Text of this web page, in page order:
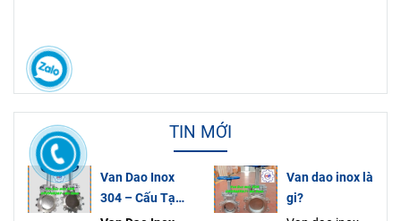
TIN MỚI
Van Dao Inox
304 – Cấu Tạo
Van dao inox là
gi?